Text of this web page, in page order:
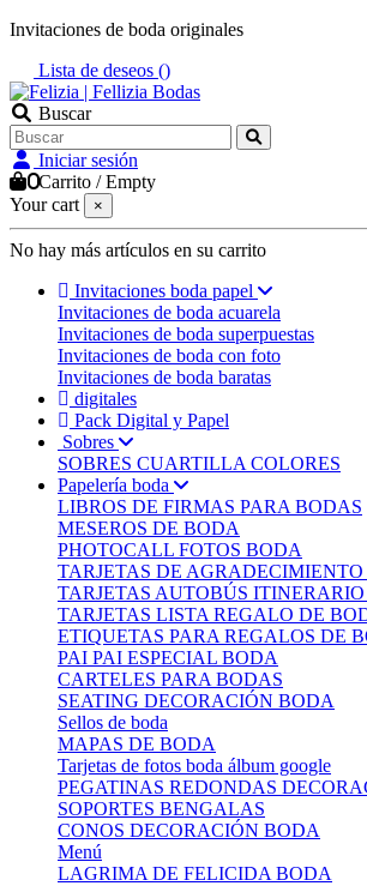
Invitaciones de boda originales
Lista de deseos ()
Buscar
Iniciar sesión
0Carrito /Empty
Your cart
×
No hay más artículos en su carrito
Invitaciones boda papel
Invitaciones de boda acuarela
Invitaciones de boda superpuestas
Invitaciones de boda con foto
Invitaciones de boda baratas
digitales
Pack Digital y Papel
Sobres
SOBRES CUARTILLA COLORES
Papelería boda
LIBROS DE FIRMAS PARA BODAS
MESEROS DE BODA
PHOTOCALL FOTOS BODA
TARJETAS DE
TARJETAS AUTOBÚS
TARJETAS LISTA REGALO DE
ETIQUETAS PARA REGALOS DE
PAI PAI ESPECIAL BODA
CARTELES PARA BODAS
SEATING DECORACIÓN BODA
Sellos de boda
MAPAS DE BODA
Tarjetas de fotos boda álbum google
PEGATINAS REDONDAS
SOPORTES BENGALAS
CONOS DECORACIÓN BODA
Menú
LAGRIMA DE FELICIDA BODA